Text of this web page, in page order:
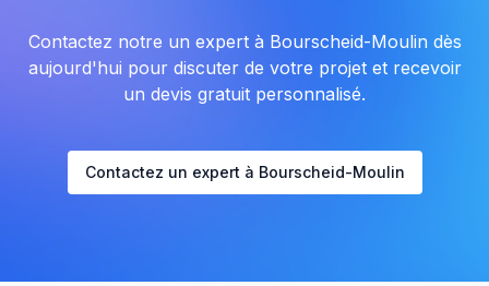
Contactez notre un expert à Bourscheid-Moulin dès
aujourd'hui pour discuter de votre projet et recevoir
un devis gratuit personnalisé.
Contactez un expert à Bourscheid-Moulin